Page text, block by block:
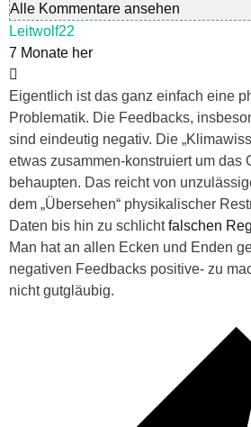
Alle Kommentare ansehen
Leitwolf22
7 Monate her
Eigentlich ist das ganz einfach eine
Problematik. Die Feedbacks,
sind eindeutig negativ. Die
etwas zusammen-konstruiert um das
behaupten. Das reicht von
dem „Übersehen“ physikalischer
Daten bis hin zu schlichtfalschen
Man hat an allen Ecken und Enden
negativen Feedbacks positive- zu
nicht gutgläubig.